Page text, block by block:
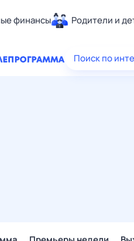
финансы Родители и
Здоровье
Поиск по